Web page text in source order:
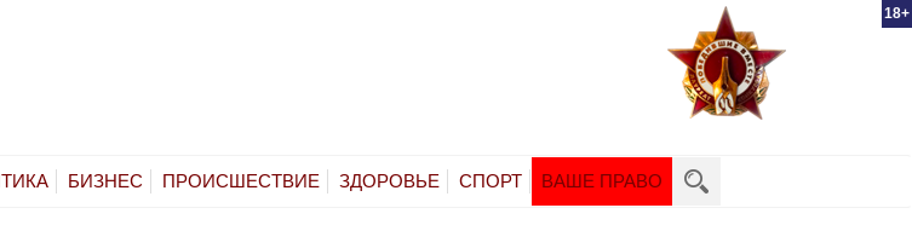
18+
БИЗНЕС ПРОИСШЕСТВИЕ ЗДОРОВЬЕ СПОРТ ВАШЕ ПРАВО